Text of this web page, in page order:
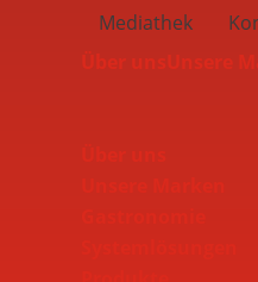
Mediathek
Über unsUnsere